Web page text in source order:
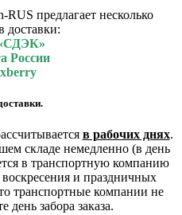
предлагает несколько
доставки:
России
в рабочих днях.
складе немедленно (в день
в транспортную компанию
и праздничных
транспортные компании не
день забора заказа.